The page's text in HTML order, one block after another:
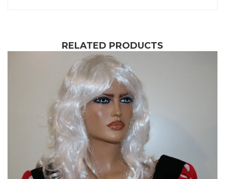
RELATED PRODUCTS